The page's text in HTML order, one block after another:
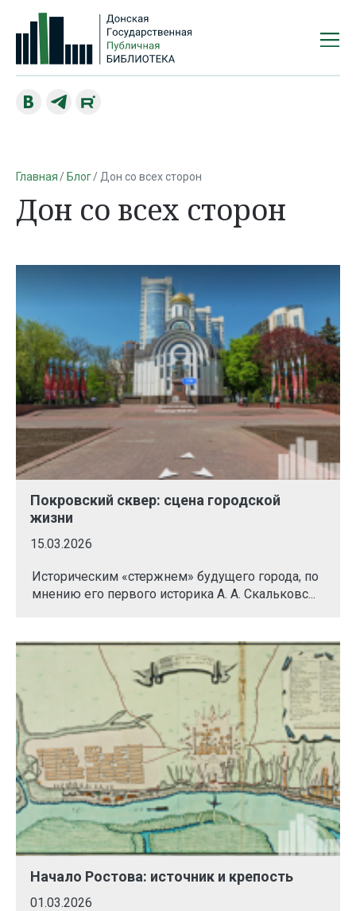
Главная Блог Дон со всех сторон
Дон со всех сторон
Покровский сквер: сцена городской
жизни
15.03.2026
Историческим «стержнем» будущего города, по
мнению его первого историка А. А. Скальковс...
Начало Ростова: источник и крепость
01.03.2026